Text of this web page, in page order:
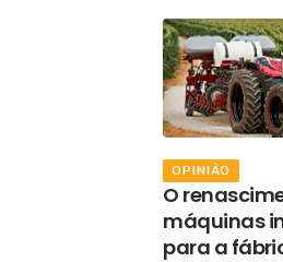
OPINIÃO
O
máquinas
para a